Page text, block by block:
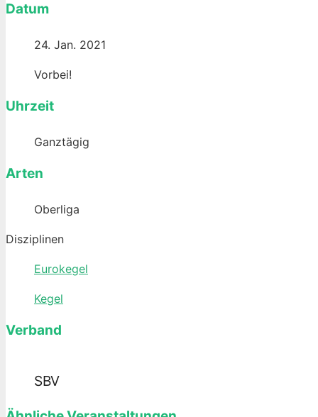
Datum
24. Jan. 2021
Vorbei!
Uhrzeit
Ganztägig
Arten
Oberliga
Disziplinen
Eurokegel
Kegel
Verband
SBV